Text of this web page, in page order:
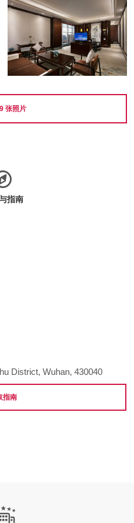
张照片
指南
District, Wuhan, 430040
指南